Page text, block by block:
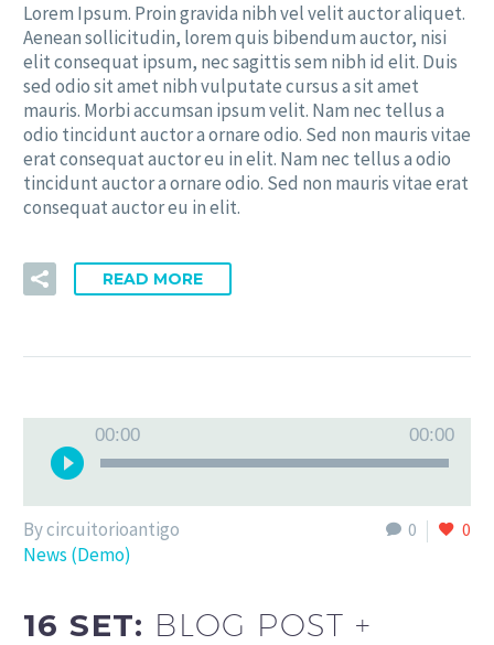
Lorem Ipsum. Proin gravida nibh vel velit auctor aliquet.
Aenean sollicitudin, lorem quis bibendum auctor, nisi
elit consequat ipsum, nec sagittis sem nibh id elit. Duis
sed odio sit amet nibh vulputate cursus a sit amet
mauris. Morbi accumsan ipsum velit. Nam nec tellus a
odio tincidunt auctor a ornare odio. Sed non mauris vitae
erat consequat auctor eu in elit. Nam nec tellus a odio
tincidunt auctor a ornare odio. Sed non mauris vitae erat
consequat auctor eu in elit.
READ MORE
de
00:00 00:00
0 0
By circuitorioantigo
News (Demo)
16 SET: BLOG POST +